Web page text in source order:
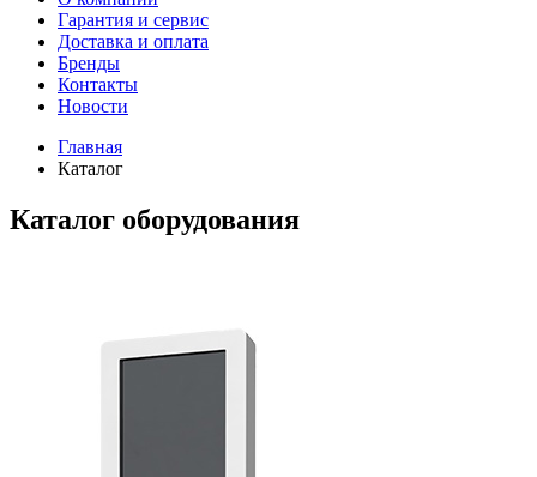
Гарантия и сервис
Доставка и оплата
Бренды
Контакты
Новости
Главная
Каталог
Каталог оборудования